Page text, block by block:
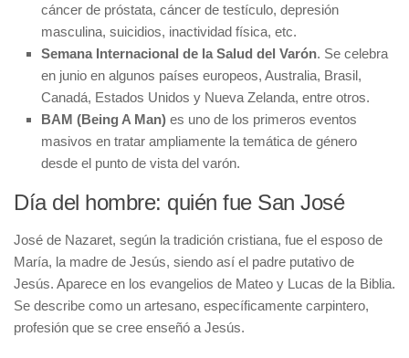
cáncer de próstata, cáncer de testículo, depresión
masculina, suicidios, inactividad física, etc.
Semana Internacional de la Salud del Varón. Se celebra
en junio en algunos países europeos, Australia, Brasil,
Canadá, Estados Unidos y Nueva Zelanda, entre otros.
BAM (Being A Man) es uno de los primeros eventos
masivos en tratar ampliamente la temática de género
desde el punto de vista del varón.
Día del hombre: quién fue San José
José de Nazaret, según la tradición cristiana, fue el esposo de
María, la madre de Jesús, siendo así el padre putativo de
Jesús. Aparece en los evangelios de Mateo y Lucas de la Biblia.
Se describe como un artesano, específicamente carpintero,
profesión que se cree enseñó a Jesús.